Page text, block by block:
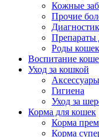
Кожные
Прочие
Препараты
Роды кошек
Воспитание
Уход за кошкой
Гигиена
Уход за
Корма для кошек
Корма
Корма